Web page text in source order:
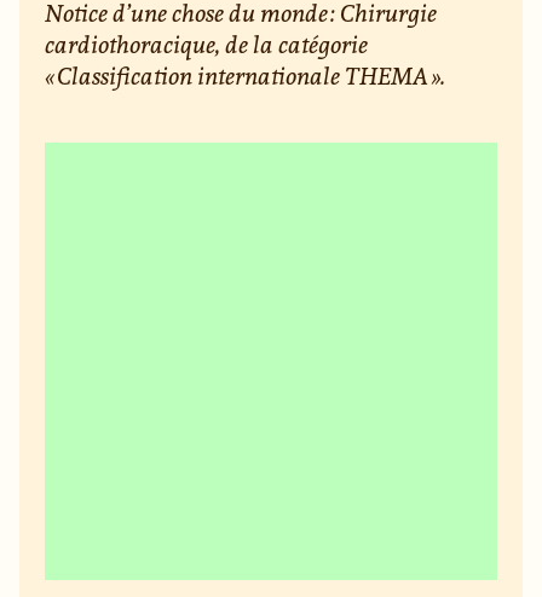
Notice d’une chose du monde : Chirurgie
cardiothoracique, de la catégorie
« Classification internationale THEMA ».